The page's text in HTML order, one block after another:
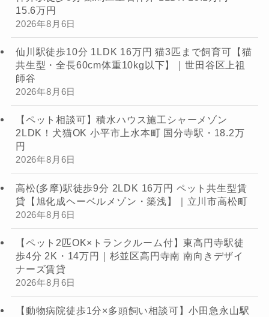
15.6万円
2026年8月6日
仙川駅徒歩10分 1LDK 16万円 猫3匹まで飼育可【猫
共生型・全長60cm体重10kg以下】｜世田谷区上祖
師谷
2026年8月6日
【ペット相談可】積水ハウス施工シャーメゾン
2LDK！犬猫OK 小平市上水本町 国分寺駅・18.2万
円
2026年8月6日
高松(多摩)駅徒歩9分 2LDK 16万円 ペット共生型賃
貸【旭化成ヘーベルメゾン・築浅】｜立川市高松町
2026年8月6日
【ペット2匹OK×トランクルーム付】東高円寺駅徒
歩4分 2K・14万円｜杉並区高円寺南 南向きデザイ
ナーズ賃貸
2026年8月6日
【動物病院徒歩1分×多頭飼い相談可】小田急永山駅